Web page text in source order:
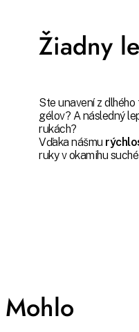
Žiadny
Ste unavení z
gélov? A následný
rukách?
Vďaka nášmu
ruky v okamihu
Mohlo